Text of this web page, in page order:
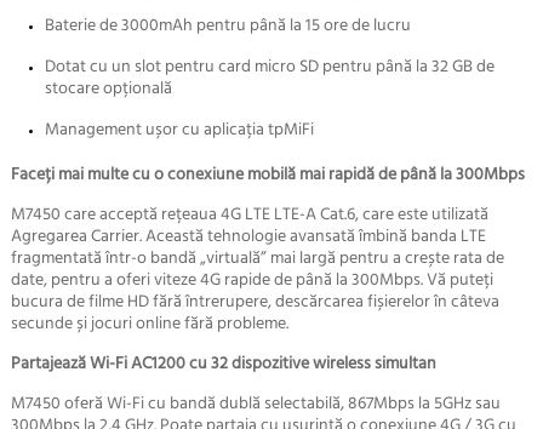
Baterie de 3000mAh pentru până la 15 ore de lucru
Dotat cu un slot pentru card micro SD pentru până la 32 GB de
stocare opțională
Management ușor cu aplicația tpMiFi
Faceți mai multe cu o conexiune mobilă mai rapidă de până la 300Mbps
M7450 care acceptă rețeaua 4G LTE LTE-A Cat.6, care este utilizată
Agregarea Carrier.Această tehnologie avansată îmbină banda LTE
fragmentată într-o bandă „virtuală” mai largă pentru a crește rata de
date, pentru a oferi viteze 4G rapide de până la 300Mbps.Vă puteți
bucura de filme HD fără întrerupere, descărcarea fișierelor în câteva
secunde și jocuri online fără probleme.
Partajează Wi-Fi AC1200 cu 32 dispozitive wireless simultan
M7450 oferă Wi-Fi cu bandă dublă selectabilă, 867Mbps la 5GHz sau